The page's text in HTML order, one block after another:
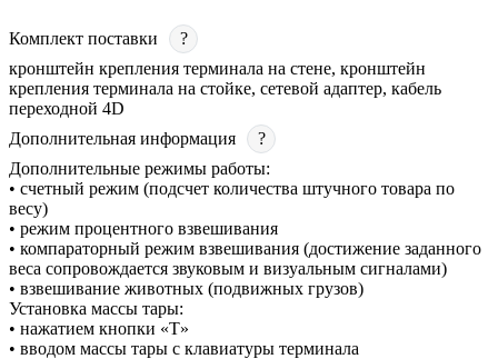
Комплект поставки
?
кронштейн крепления терминала на стене, кронштейн
крепления терминала на стойке, сетевой адаптер, кабель
переходной 4D
Дополнительная информация
?
Дополнительные режимы работы:
• счетный режим (подсчет количества штучного товара по
весу)
• режим процентного взвешивания
• компараторный режим взвешивания (достижение заданного
веса сопровождается звуковым и визуальным сигналами)
• взвешивание животных (подвижных грузов)
Установка массы тары:
• нажатием кнопки «T»
• вводом массы тары с клавиатуры терминала